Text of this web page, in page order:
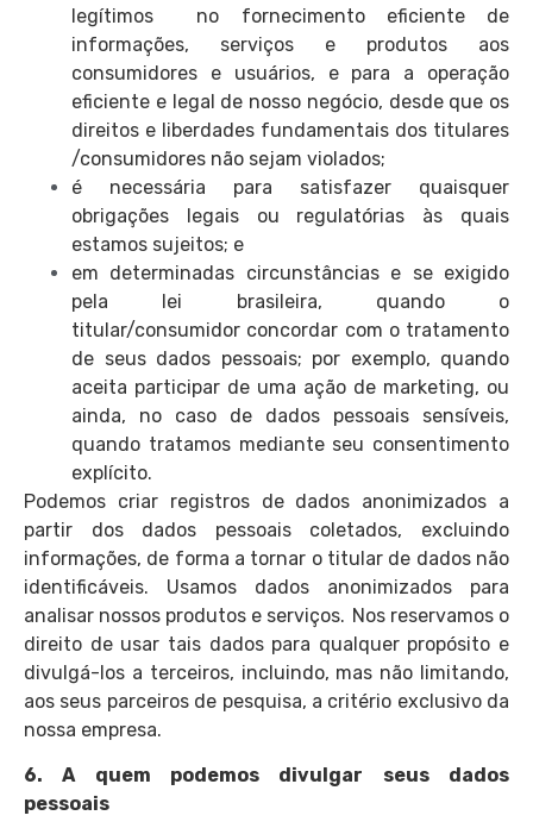
legítimos no fornecimento eficiente de
informações, serviços e produtos aos
consumidores e usuários, e para a operação
eficiente e legal de nosso negócio, desde que os
direitos e liberdades fundamentais dos titulares
/consumidores não sejam violados;
é necessária para satisfazer quaisquer
obrigações legais ou regulatórias às quais
estamos sujeitos; e
em determinadas circunstâncias e se exigido
pela lei brasileira, quando o
titular/consumidor concordar com o tratamento
de seus dados pessoais; por exemplo, quando
aceita participar de uma ação de marketing, ou
ainda, no caso de dados pessoais sensíveis,
quando tratamos mediante seu consentimento
explícito.
Podemos criar registros de dados anonimizados a
partir dos dados pessoais coletados, excluindo
informações, de forma a tornar o titular de dados não
identificáveis. Usamos dados anonimizados para
analisar nossos produtos e serviços. Nos reservamos o
direito de usar tais dados para qualquer propósito e
divulgá-los a terceiros, incluindo, mas não limitando,
aos seus parceiros de pesquisa, a critério exclusivo da
nossa empresa.
6. A quem podemos divulgar seus dados
pessoais